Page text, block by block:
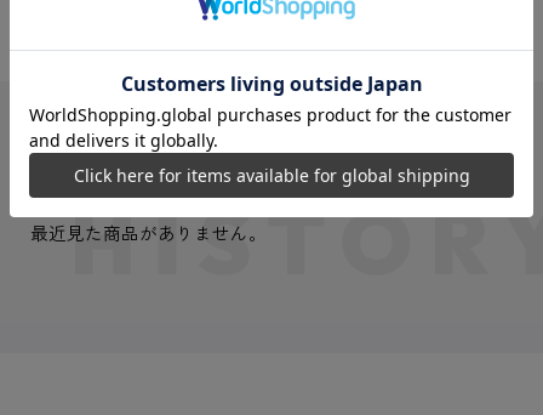
最近見た商品
最近見た商品がありません。